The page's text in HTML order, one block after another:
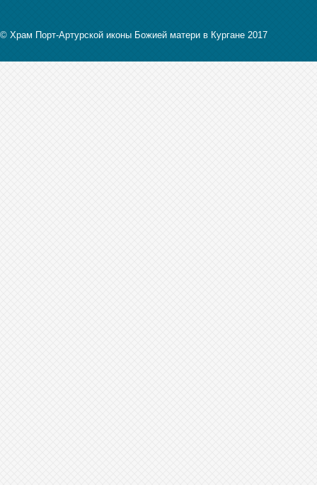
© Храм Порт-Артурской иконы Божией матери в Кургане 2017